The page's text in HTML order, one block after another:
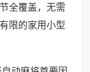
全覆盖，无需
限的家用小型